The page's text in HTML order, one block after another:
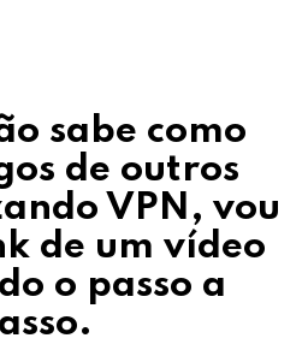
sabe como
de outros
VPN, vou
de um vídeo
o passo a
.